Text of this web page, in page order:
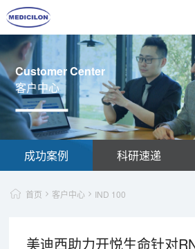
Customer Center
客户中心
成功案例 科研速递
首页 客户中心 IND 100
美迪西助力开悦生命针对